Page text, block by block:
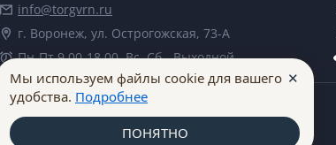
info@torgvrn.ru
г. Воронеж, ул. Острогожская, 73-А
Пн-Пт 9.00-18.00, Вс, Сб - Выходной
Мы используем файлы cookie для вашего
удобства. Подробнее
✕
ПОНЯТНО